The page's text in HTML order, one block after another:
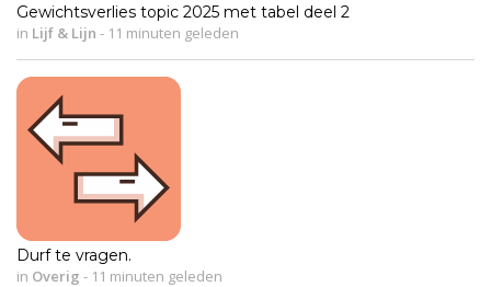
Gewichtsverlies topic 2025 met tabel deel 2
in Lijf & Lijn - 11 minuten geleden
Durf te vragen.
in Overig - 11 minuten geleden